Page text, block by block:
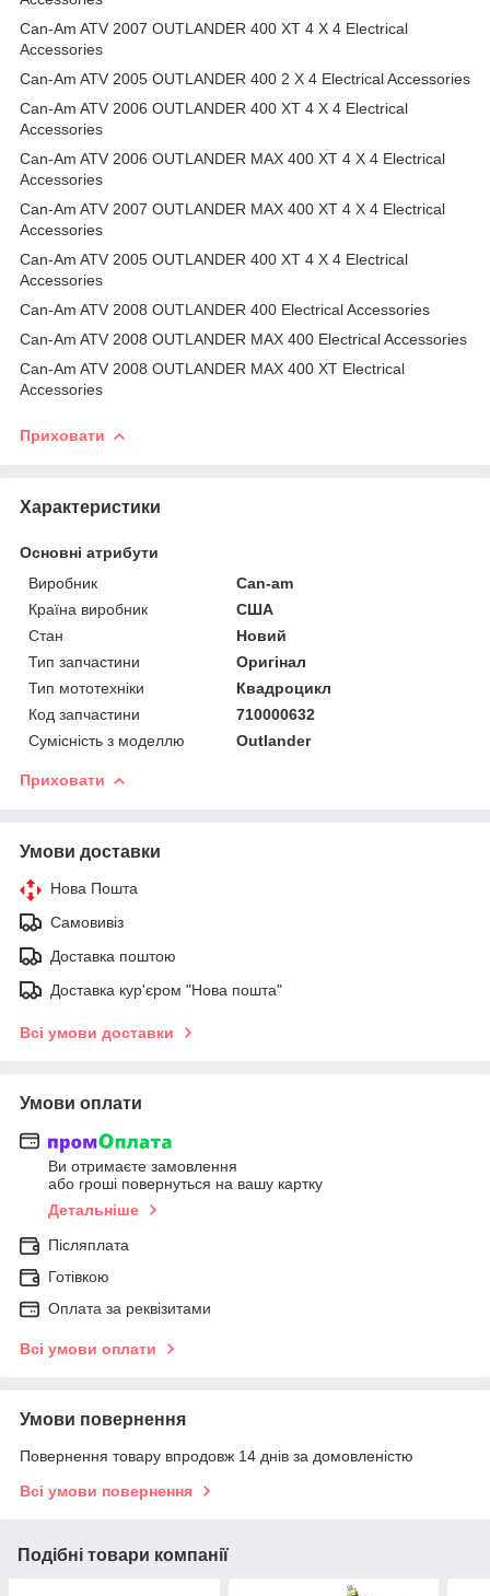
Can-Am ATV 2007 OUTLANDER 400 XT 4 X 4 Electrical
Accessories
Can-Am ATV 2005 OUTLANDER 400 2 X 4 Electrical Accessories
Can-Am ATV 2006 OUTLANDER 400 XT 4 X 4 Electrical
Accessories
Can-Am ATV 2006 OUTLANDER MAX 400 XT 4 X 4 Electrical
Accessories
Can-Am ATV 2007 OUTLANDER MAX 400 XT 4 X 4 Electrical
Accessories
Can-Am ATV 2005 OUTLANDER 400 XT 4 X 4 Electrical
Accessories
Can-Am ATV 2008 OUTLANDER 400 Electrical Accessories
Can-Am ATV 2008 OUTLANDER MAX 400 Electrical Accessories
Can-Am ATV 2008 OUTLANDER MAX 400 XT Electrical
Accessories
Приховати
Характеристики
Основні атрибути
Виробник
Can-am
Країна виробник
США
Стан
Новий
Тип запчастини
Оригінал
Тип мототехніки
Квадроцикл
Код запчастини
710000632
Сумісність з моделлю
Outlander
Приховати
Умови доставки
Нова Пошта
Самовивіз
Доставка поштою
Доставка кур'єром "Нова пошта"
Всі умови доставки
Умови оплати
Ви отримаєте замовлення
або гроші повернуться на вашу картку
Детальніше
Післяплата
Готівкою
Оплата за реквізитами
Всі умови оплати
Умови повернення
Повернення товару впродовж 14 днів за домовленістю
Всі умови повернення
Подібні товари компанії